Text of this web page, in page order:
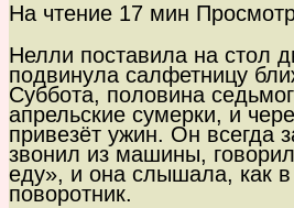
На чтение 17 мин
Нелли поставила на стол
подвинула салфетницу
Суббота, половина
апрельские сумерки, и
привезёт ужин. Он всегда
звонил из машины,
еду», и она слышала, как в
поворотник.